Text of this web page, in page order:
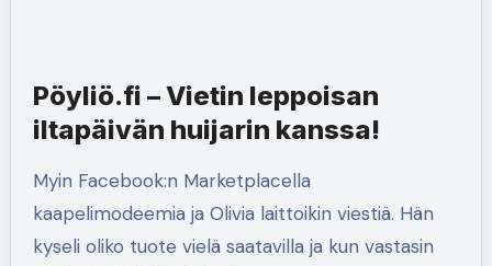
Pöyliö.fi – Vietin leppoisan
iltapäivän huijarin kanssa!
Myin Facebook:n Marketplacella
kaapelimodeemia ja Olivia laittoikin viestiä. Hän
kyseli oliko tuote vielä saatavilla ja kun vastasin